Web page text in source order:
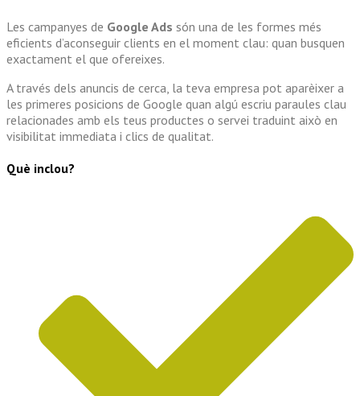
Les campanyes de Google Ads són una de les formes més
eficients d’aconseguir clients en el moment clau: quan busquen
exactament el que ofereixes.
A través dels anuncis de cerca, la teva empresa pot aparèixer a
les primeres posicions de Google quan algú escriu paraules clau
relacionades amb els teus productes o servei traduint això en
visibilitat immediata i clics de qualitat.
Què inclou?